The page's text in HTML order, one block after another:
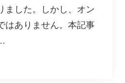
ました。しかし、オン
はありません。本記事